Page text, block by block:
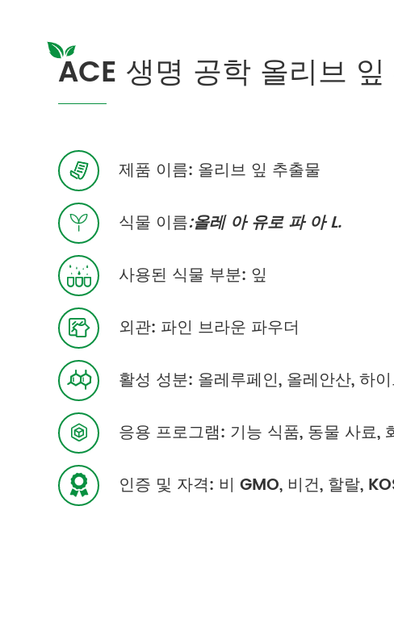
ACE 생명 공학 올리브
 제품 이름: 올리브 잎 추출물
 식물 이름:올레 아 유로 파 아 L.
 사용된 식물 부분: 잎
 외관: 파인 브라운 파우더
 활성 성분: 올레루페인, 올레안산, 하
 응용 프로그램: 기능 식품, 동물 사료,
 인증 및 자격: 비 GMO, 비건, 할랄,